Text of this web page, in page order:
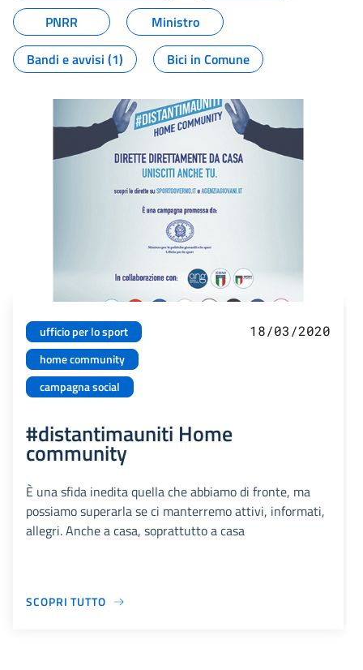
PNRR
Ministro
Bandi e avvisi (1)
Bici in Comune
ufficio per lo sport
home community
campagna social
18/03/2020
#distantimauniti Home
community
È una sfida inedita quella che abbiamo di fronte, ma
possiamo superarla se ci manterremo attivi, informati,
allegri. Anche a casa, soprattutto a casa
SCOPRI TUTTO